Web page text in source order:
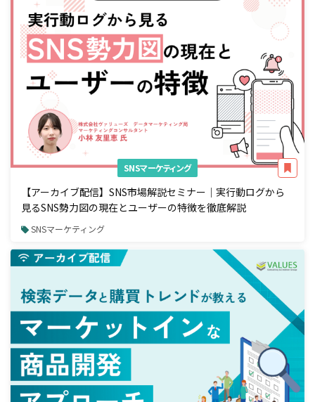
SNSマーケティング
【アーカイブ配信】SNS市場解説セミナー｜実行動ログから
見るSNS勢力図の現在とユーザーの特徴を徹底解説
SNSマーケティング